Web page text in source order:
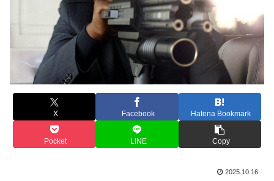
X Facebook Hatena Bookmark
Pocket LINE Copy
2025.10.16